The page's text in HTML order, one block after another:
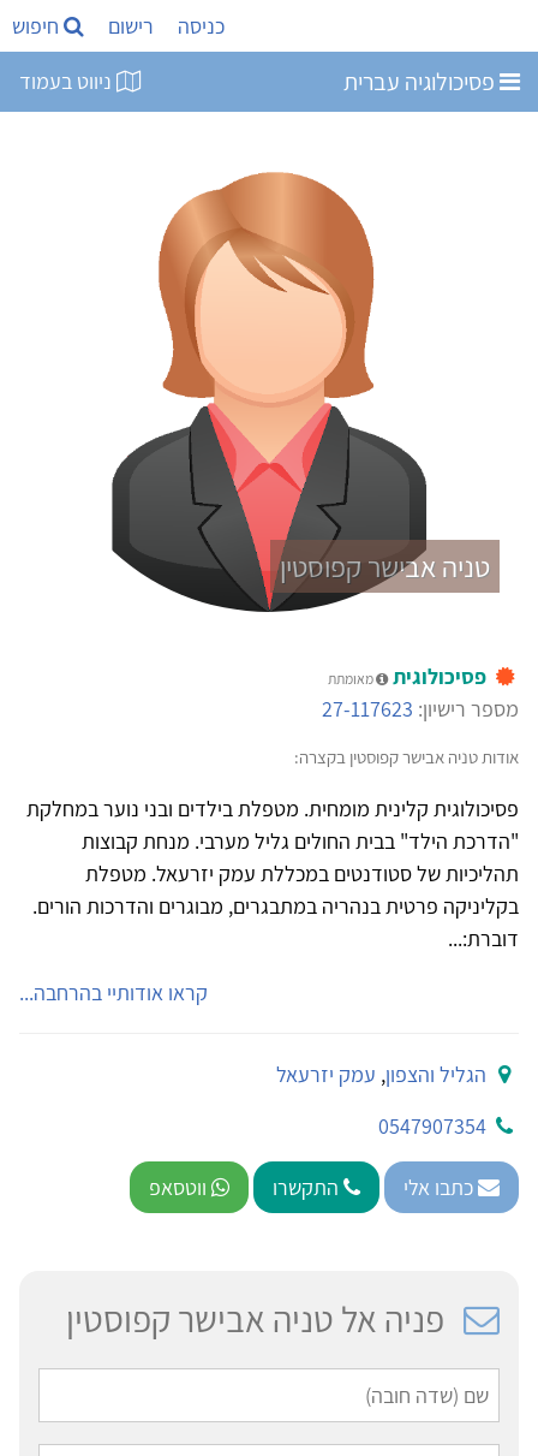
כניסה רישום חיפוש
פסיכולוגיה עברית ניווט בעמוד
טניה אבישר קפוסטין
פסיכולוגית מאומתת
מספר רישיון: 27-117623
אודות טניה אבישר קפוסטין בקצרה:
פסיכולוגית קלינית מומחית. מטפלת בילדים ובני נוער במחלקת
"הדרכת הילד" בבית החולים גליל מערבי. מנחת קבוצות
תהליכיות של סטודנטים במכללת עמק יזרעאל. מטפלת
בקליניקה פרטית בנהריה במתבגרים, מבוגרים והדרכות הורים.
דוברת:...
קראו אודותיי בהרחבה...
הגליל והצפון, עמק יזרעאל
0547907354
כתבו אלי התקשרו ווטסאפ
פניה אל טניה אבישר קפוסטין